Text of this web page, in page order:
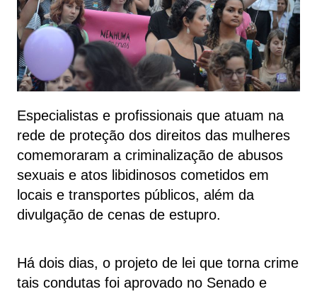
Especialistas e profissionais que atuam na
rede de proteção dos direitos das mulheres
comemoraram a criminalização de abusos
sexuais e atos libidinosos cometidos em
locais e transportes públicos, além da
divulgação de cenas de estupro.
Há dois dias, o projeto de lei que torna crime
tais condutas foi aprovado no Senado e